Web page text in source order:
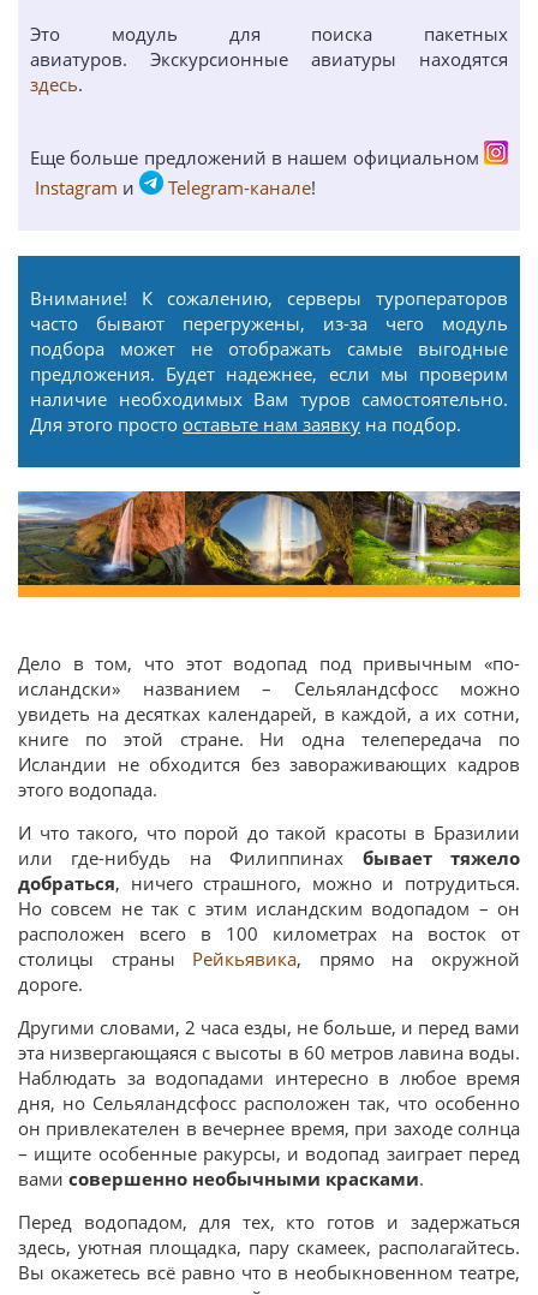
Это модуль для поиска пакетных
авиатуров. Экскурсионные авиатуры находятся
здесь.
Еще больше предложений в нашем официальном
Instagram и Telegram-канале!
Внимание! К сожалению, серверы туроператоров
часто бывают перегружены, из-за чего модуль
подбора может не отображать самые выгодные
предложения. Будет надежнее, если мы проверим
наличие необходимых Вам туров самостоятельно.
Для этого просто оставьте нам заявку на подбор.
Дело в том, что этот водопад под привычным «по-
исландски» названием – Сельяландсфосс можно
увидеть на десятках календарей, в каждой, а их сотни,
книге по этой стране. Ни одна телепередача по
Исландии не обходится без завораживающих кадров
этого водопада.
И что такого, что порой до такой красоты в Бразилии
или где-нибудь на Филиппинах бывает тяжело
добраться, ничего страшного, можно и потрудиться.
Но совсем не так с этим исландским водопадом – он
расположен всего в 100 километрах на восток от
столицы страны Рейкьявика, прямо на окружной
дороге.
Другими словами, 2 часа езды, не больше, и перед вами
эта низвергающаяся с высоты в 60 метров лавина воды.
Наблюдать за водопадами интересно в любое время
дня, но Сельяландсфосс расположен так, что особенно
он привлекателен в вечернее время, при заходе солнца
– ищите особенные ракурсы, и водопад заиграет перед
вами совершенно необычными красками.
Перед водопадом, для тех, кто готов и задержаться
здесь, уютная площадка, пару скамеек, располагайтесь.
Вы окажетесь всё равно что в необыкновенном театре,